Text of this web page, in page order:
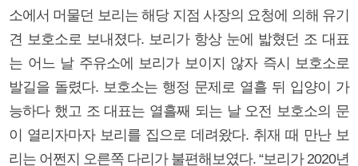
소에서 머물던 보리는 해당 지점 사장의 요청에 의해 유기
견 보호소로 보내졌다. 보리가 항상 눈에 밟혔던 조 대표
는 어느 날 주유소에 보리가 보이지 않자 즉시 보호소로
발길을 돌렸다. 보호소는 행정 문제로 열흘 뒤 입양이 가
능하다 했고 조 대표는 열흘째 되는 날 오전 보호소의 문
이 열리자마자 보리를 집으로 데려왔다. 취재 때 만난 보
리는 어쩐지 오른쪽 다리가 불편해보였다. “보리가 2020년